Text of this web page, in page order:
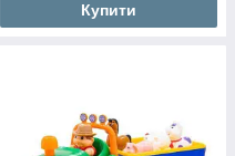
Купити